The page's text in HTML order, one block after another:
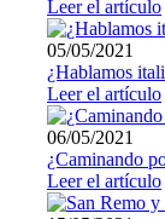
Leer el artículo
05/05/2021
¿Hablamos
Leer el artículo
06/05/2021
¿Caminando
Leer el artículo